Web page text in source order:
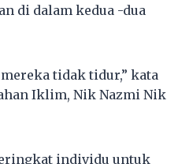
di dalam kedua -dua
tidak tidur,” kata
Iklim, Nik Nazmi Nik
individu untuk